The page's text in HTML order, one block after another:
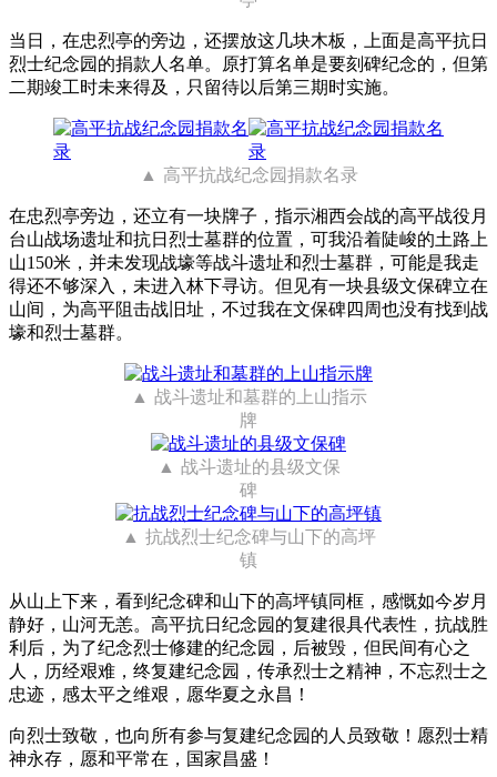
当日，在忠烈亭的旁边，还摆放这几块木板，上面是高平抗日
烈士纪念园的捐款人名单。原打算名单是要刻碑纪念的，但第
二期竣工时未来得及，只留待以后第三期时实施。
高平抗战纪念园捐款名录
在忠烈亭旁边，还立有一块牌子，指示湘西会战的高平战役月
台山战场遗址和抗日烈士墓群的位置，可我沿着陡峻的土路上
山150米，并未发现战壕等战斗遗址和烈士墓群，可能是我走
得还不够深入，未进入林下寻访。但见有一块县级文保碑立在
山间，为高平阻击战旧址，不过我在文保碑四周也没有找到战
壕和烈士墓群。
战斗遗址和墓群的上山指示
牌
战斗遗址的县级文保
碑
抗战烈士纪念碑与山下的高坪
镇
从山上下来，看到纪念碑和山下的高坪镇同框，感慨如今岁月
静好，山河无恙。高平抗日纪念园的复建很具代表性，抗战胜
利后，为了纪念烈士修建的纪念园，后被毁，但民间有心之
人，历经艰难，终复建纪念园，传承烈士之精神，不忘烈士之
忠迹，感太平之维艰，愿华夏之永昌！
向烈士致敬，也向所有参与复建纪念园的人员致敬！愿烈士精
神永存，愿和平常在，国家昌盛！